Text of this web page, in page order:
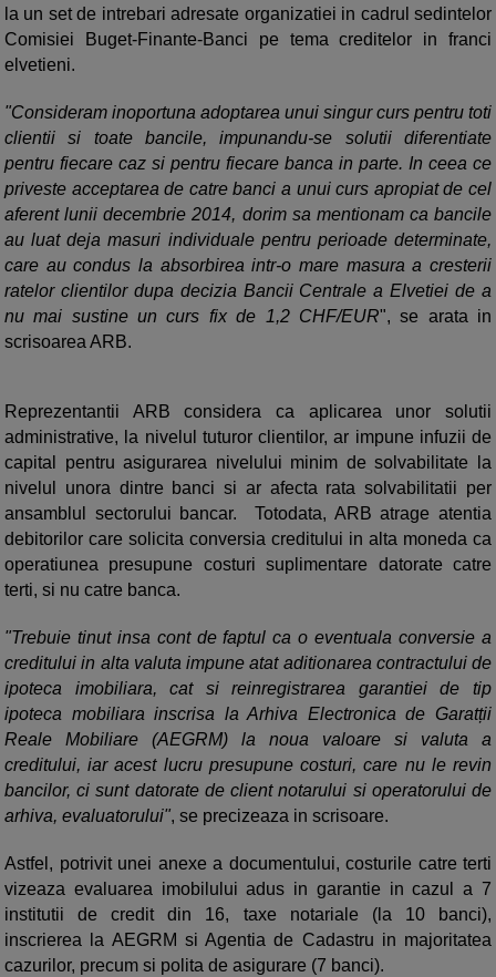
la un set de intrebari adresate organizatiei in cadrul sedintelor
Comisiei Buget-Finante-Banci pe tema creditelor in franci
elvetieni.
"Consideram inoportuna adoptarea unui singur curs pentru toti
clientii si toate bancile, impunandu-se solutii diferentiate
pentru fiecare caz si pentru fiecare banca in parte. In ceea ce
priveste acceptarea de catre banci a unui curs apropiat de cel
aferent lunii decembrie 2014, dorim sa mentionam ca bancile
au luat deja masuri individuale pentru perioade determinate,
care au condus la absorbirea intr-o mare masura a cresterii
ratelor clientilor dupa decizia Bancii Centrale a Elvetiei de a
nu mai sustine un curs fix de 1,2 CHF/EUR", se arata in
scrisoarea ARB.
Reprezentantii ARB considera ca aplicarea unor solutii
administrative, la nivelul tuturor clientilor, ar impune infuzii de
capital pentru asigurarea nivelului minim de solvabilitate la
nivelul unora dintre banci si ar afecta rata solvabilitatii per
ansamblul sectorului bancar. Totodata, ARB atrage atentia
debitorilor care solicita conversia creditului in alta moneda ca
operatiunea presupune costuri suplimentare datorate catre
terti, si nu catre banca.
"Trebuie tinut insa cont de faptul ca o eventuala conversie a
creditului in alta valuta impune atat aditionarea contractului de
ipoteca imobiliara, cat si reinregistrarea garantiei de tip
ipoteca mobiliara inscrisa la Arhiva Electronica de Garatții
Reale Mobiliare (AEGRM) la noua valoare si valuta a
creditului, iar acest lucru presupune costuri, care nu le revin
bancilor, ci sunt datorate de client notarului si operatorului de
arhiva, evaluatorului", se precizeaza in scrisoare.
Astfel, potrivit unei anexe a documentului, costurile catre terti
vizeaza evaluarea imobilului adus in garantie in cazul a 7
institutii de credit din 16, taxe notariale (la 10 banci),
inscrierea la AEGRM si Agentia de Cadastru in majoritatea
cazurilor, precum si polita de asigurare (7 banci).